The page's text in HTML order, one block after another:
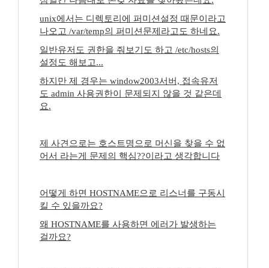
unix에서는 디렉토리에 퍼미션설정 때문이라고
나오고 /var/temp의 퍼미션문제라고도 하네요.
일반유저도 권한을 줘보기도 하고 /etc/hosts의
설정도 해보고...
하지만 제 경우는 window2003서버, 접속유저
도 admin 사용권한이 문제되지 않을 것 같은데
요.
제 사견으로는 호스트명으로 머신을 찾을 수 없
어서 라는게 문제의 핵심??이라고 생각합니다
어떻게 하면 HOSTNAME으로 리스너를 구동시
킬 수 있을까요?
왜 HOSTNAME를 사용하면 에러가 발생하는
걸까요?